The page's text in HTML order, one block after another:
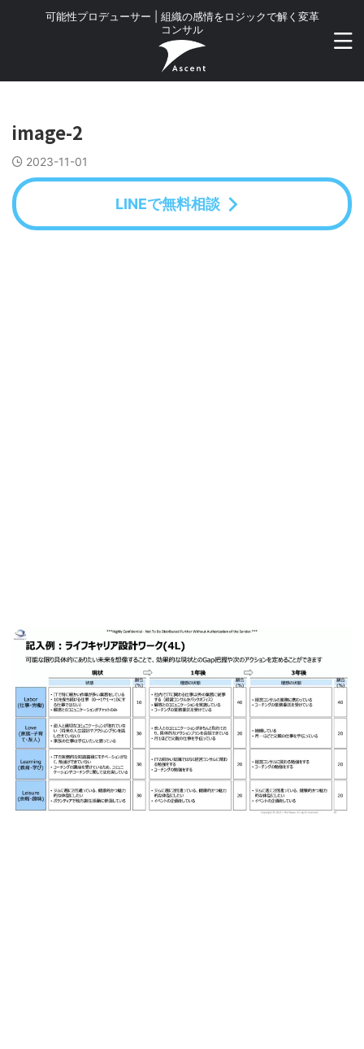
可能性プロデューサー | 組織の感情をロジックで解く変革
コンサル
image-2
2023-11-01
LINEで無料相談